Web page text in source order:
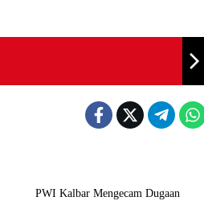
PWI Kalbar Mengecam Dugaan